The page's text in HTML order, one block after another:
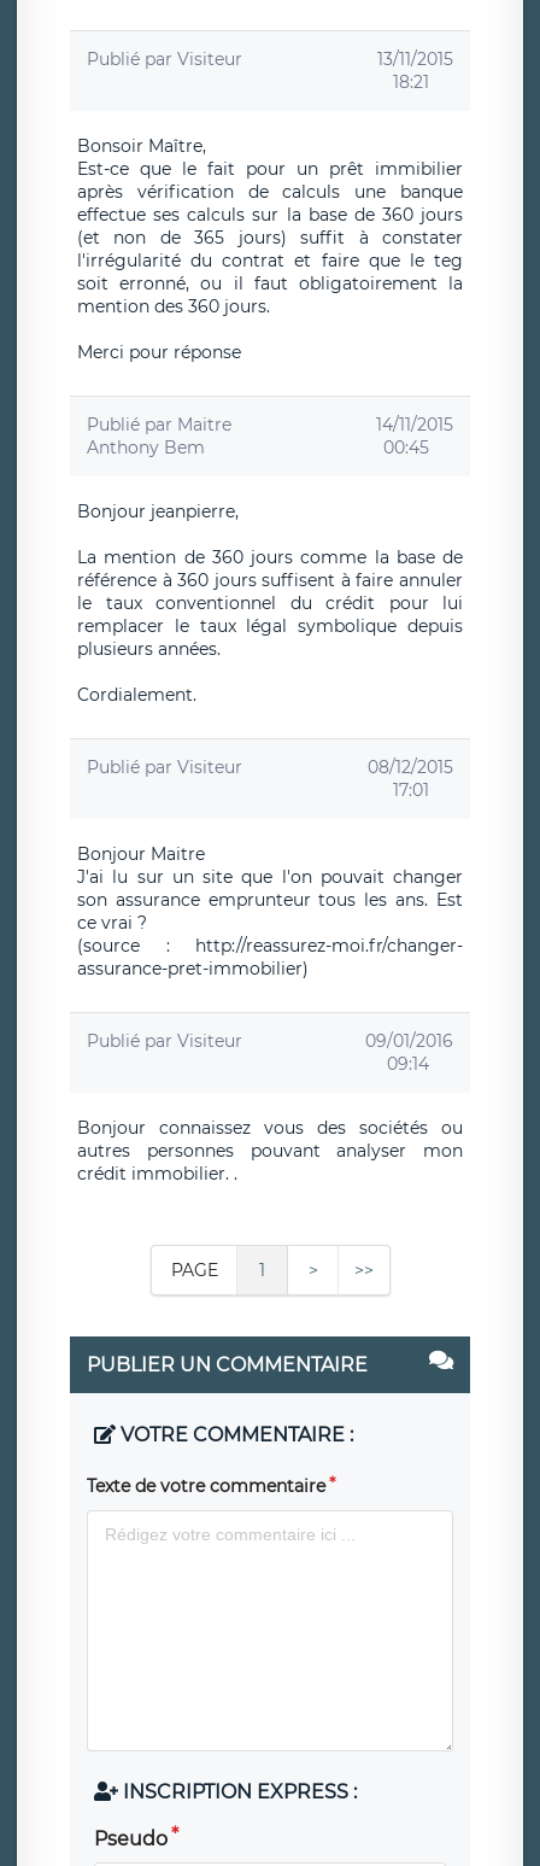
Publié par Visiteur
13/11/2015
18:21
Bonsoir Maître,
Est-ce que le fait pour un prêt immibilier
après vérification de calculs une banque
effectue ses calculs sur la base de 360 jours
(et non de 365 jours) suffit à constater
l'irrégularité du contrat et faire que le teg
soit erronné, ou il faut obligatoirement la
mention des 360 jours.
Merci pour réponse
Publié par Maitre
Anthony Bem
14/11/2015
00:45
Bonjour jeanpierre,
La mention de 360 jours comme la base de
référence à 360 jours suffisent à faire annuler
le taux conventionnel du crédit pour lui
remplacer le taux légal symbolique depuis
plusieurs années.
Cordialement.
Publié par Visiteur
08/12/2015
17:01
Bonjour Maitre
J'ai lu sur un site que l'on pouvait changer
son assurance emprunteur tous les ans. Est
ce vrai ?
(source : http://reassurez-moi.fr/changer-
assurance-pret-immobilier)
Publié par Visiteur
09/01/2016
09:14
Bonjour connaissez vous des sociétés ou
autres personnes pouvant analyser mon
crédit immobilier. .
PAGE 1 > >>
PUBLIER UN COMMENTAIRE
VOTRE COMMENTAIRE :
Texte de votre commentaire
INSCRIPTION EXPRESS :
Pseudo